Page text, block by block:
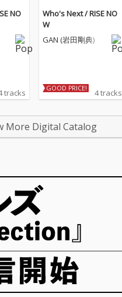
NO
tracks
Who's Next / RISE NO
W
GAN (岩田剛典)
GOOD PRICE! 4 tracks
More Digital Catalog